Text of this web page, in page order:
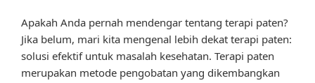
Apakah Anda pernah mendengar tentang terapi paten?
Jika belum, mari kita mengenal lebih dekat terapi paten:
solusi efektif untuk masalah kesehatan. Terapi paten
merupakan metode pengobatan yang dikembangkan